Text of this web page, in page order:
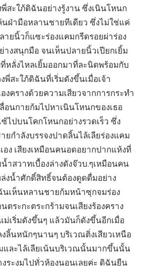
สะใภ้ดิฉันอย่างรู้งาน ซึ่งเนินโหนก
ฝ่ามือหลานชายทีเดียว ซึ่งไม่ใช่แค่
ายนิ้วก็แซะร่องแคมกรีดรอยผ่าร่อง
งสนุกมือ จนเห็นปลายนิ้วเปียกเยิ้ม
หลั่งไหลเยิ้มออกมาที่ละนิดพร้อมกับ
พี่สะใภ้ดิฉันที่เริ่มดังขึ้นเมื่อเจ้า
งครางด้วยความเสียวจากการกระทำ
อนกายก้มไปหาเนินโหนกของเธอ
ไปบนโคกโหนกอย่างรวดเร็ว ซึ่ง
กำลังบรรจงปาดลิ้นไล้เลียร่องแคม
ง เสียงเหมือนคนอดอยากปากแห้งที่
น้ำสวาทเบื้องล่างดังจ๊วบ.ๆเหมือนคน
งน้ำศักดิ์สิทธิ์จนต้องดูดดื่มอย่าง
นเห็นหลานชายก้มหน้าซุกจมร่อง
ตระกะตระกร้ามจนเสียงร้องคราง
ม่เริ่มดังขึ้นๆ แล้วมันก็ดังขึ้นอีกเมื่อ
งลิ้นหนักๆนานๆ บริเวณติ่งเสียวเหนือ
และไล้เลียเน้นบริเวณนั้นมากขึ้นนั้น
งระงมไปทั่วห้องนอนเลยค่ะ ดิฉันยืน